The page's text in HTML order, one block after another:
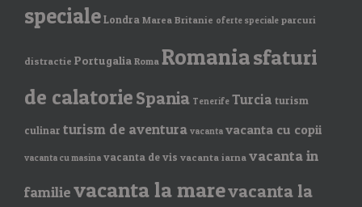
specialeLondra Marea Britanie oferte speciale parcuri
distractie Portugalia Roma Romaniasfaturi
de calatorieSpania Tenerife Turcia turism
culinar turism de aventura vacanta vacanta cu copii
vacanta cu masina vacanta de vis vacanta iarna vacanta in
familievacanta la marevacanta la